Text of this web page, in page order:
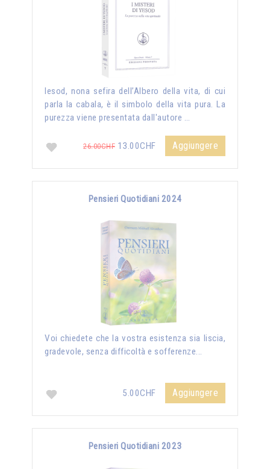
Iesod, nona sefira dell’Albero della vita, di cui
parla la cabala, è il simbolo della vita pura. La
purezza viene presentata dall'autore …
26.00CHF 13.00CHF Aggiungere
Pensieri Quotidiani 2024
Voi chiedete che la vostra esistenza sia liscia,
gradevole, senza difficoltà e sofferenze...
5.00CHF Aggiungere
Pensieri Quotidiani 2023